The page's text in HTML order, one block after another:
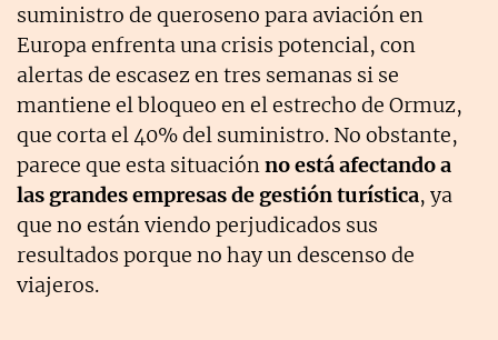
suministro de queroseno para aviación en
Europa enfrenta una crisis potencial, con
alertas de escasez en tres semanas si se
mantiene el bloqueo en el estrecho de Ormuz,
que corta el 40% del suministro. No obstante,
parece que esta situaciónno está afectando a
las grandes empresas de gestión turística, ya
que no están viendo perjudicados sus
resultados porque no hay un descenso de
viajeros.